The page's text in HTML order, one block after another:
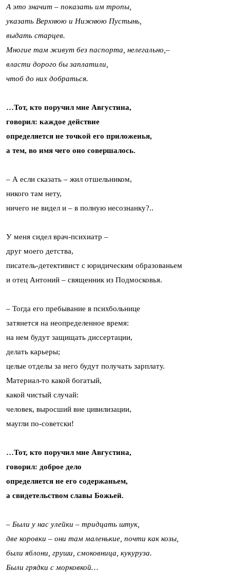
А это значит – показать им тропы,
указать Верхнюю и Нижнюю Пустынь,
выдать старцев.
Многие там живут без паспорта, нелегально,–
власти дорого бы заплатили,
чтоб до них добраться.
…Тот, кто поручил мне Августина,
говорил: каждое действие
определяется не точкой его приложенья,
а тем, во имя чего оно совершалось.
– А если сказать – жил отшельником,
никого там нету,
ничего не видел и – в полную несознанку?..
У меня сидел врач-психиатр –
друг моего детства,
писатель-детективист с юридическим образованьем
и отец Антоний – священник из Подмосковья.
– Тогда его пребывание в психбольнице
затянется на неопределенное время:
на нем будут защищать диссертации,
делать карьеры;
целые отделы за него будут получать зарплату.
Материал-то какой богатый,
какой чистый случай:
человек, выросший вне цивилизации,
маугли по-советски!
…Тот, кто поручил мне Августина,
говорил: доброе дело
определяется не его содержаньем,
а свидетельством славы Божьей.
– Были у нас улейки – тридцать штук,
две коровки – они там маленькие, почти как козы,
были яблони, груши, смоковница, кукуруза.
Были грядки с морковкой…